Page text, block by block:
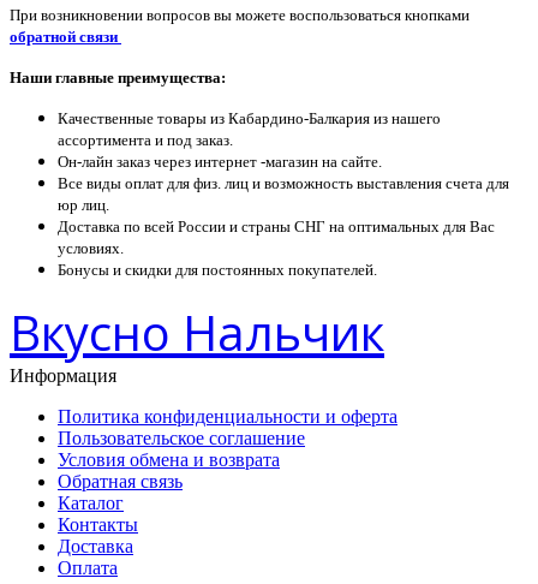
При возникновении вопросов вы можете воспользоваться кнопками
обратной связи
Наши главные преимущества:
Качественные товары из Кабардино-Балкария из нашего
ассортимента и под заказ.
Он-лайн заказ через интернет -магазин на сайте.
Все виды оплат для физ. лиц и возможность выставления счета для
юр лиц.
Доставка по всей России и страны СНГ на оптимальных для Вас
условиях.
Бонусы и скидки для постоянных покупателей.
Вкусно Нальчик
Информация
Политика конфиденциальности и оферта
Пользовательское соглашение
Условия обмена и возврата
Обратная связь
Каталог
Контакты
Доставка
Оплата